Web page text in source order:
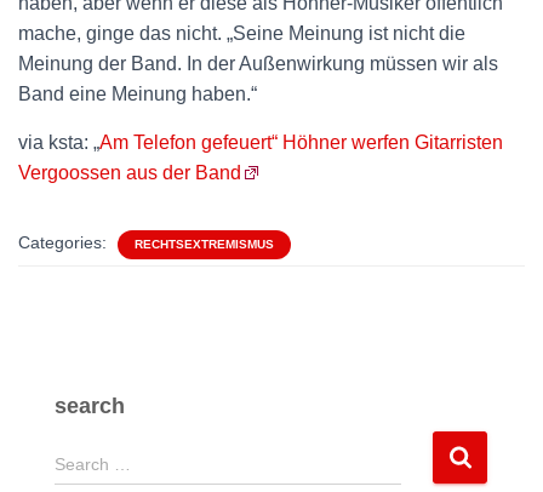
mache, ginge das nicht. „Seine Meinung ist nicht die
Meinung der Band. In der Außenwirkung müssen wir als
Band eine Meinung haben.“
via ksta: „Am Telefon gefeuert“ Höhner werfen Gitarristen
Vergoossen aus der Band
Categories: RECHTSEXTREMISMUS
search
S
e
Search …